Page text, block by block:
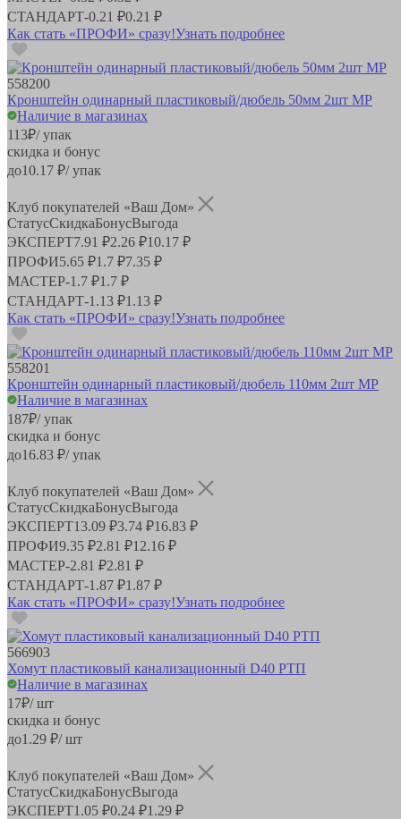
СТАНДАРТ-0.21 ₽0.21 ₽
Как стать «ПРОФИ» сразу!Узнать подробнее
558200
Кронштейн одинарный пластиковый/дюбель 50мм 2шт MP
Наличие в магазинах
113₽/ упак
скидка и бонус
до10.17 ₽/ упак
Клуб покупателей «Ваш Дом»
СтатусСкидкаБонусВыгода
ЭКСПЕРТ7.91 ₽2.26 ₽10.17 ₽
ПРОФИ5.65 ₽1.7 ₽7.35 ₽
МАСТЕР-1.7 ₽1.7 ₽
СТАНДАРТ-1.13 ₽1.13 ₽
Как стать «ПРОФИ» сразу!Узнать подробнее
558201
Кронштейн одинарный пластиковый/дюбель 110мм 2шт MP
Наличие в магазинах
187₽/ упак
скидка и бонус
до16.83 ₽/ упак
Клуб покупателей «Ваш Дом»
СтатусСкидкаБонусВыгода
ЭКСПЕРТ13.09 ₽3.74 ₽16.83 ₽
ПРОФИ9.35 ₽2.81 ₽12.16 ₽
МАСТЕР-2.81 ₽2.81 ₽
СТАНДАРТ-1.87 ₽1.87 ₽
Как стать «ПРОФИ» сразу!Узнать подробнее
566903
Хомут пластиковый канализационный D40 РТП
Наличие в магазинах
17₽/ шт
скидка и бонус
до1.29 ₽/ шт
Клуб покупателей «Ваш Дом»
СтатусСкидкаБонусВыгода
ЭКСПЕРТ1.05 ₽0.24 ₽1.29 ₽